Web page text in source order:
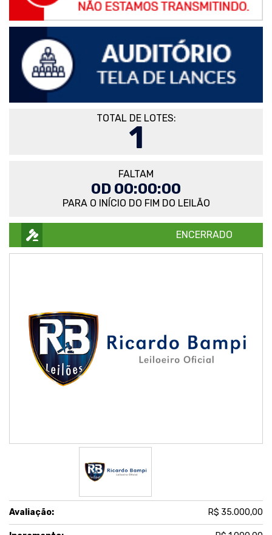
TOTAL DE LOTES:
1
FALTAM
0D 00:00:00
PARA O INÍCIO DO FIM DO LEILÃO
ENCERRADO
Avaliação: R$ 35.000,00